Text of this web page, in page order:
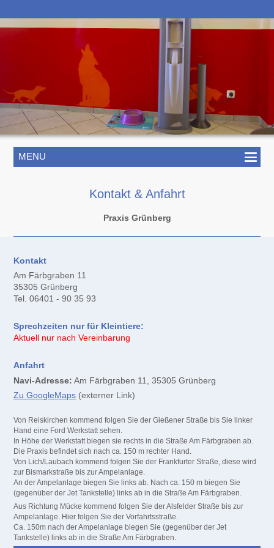
MENU
Kontakt & Anfahrt
Praxis Grünberg
Kontakt
Am Färbgraben 11
35305 Grünberg
Tel. 06401 - 90 35 93
Sprechzeiten nur für Kleintiere:
Aktuell nur nach Vereinbarung
Anfahrt
Navi-Adresse: Am Färbgraben 11, 35305 Grünberg
Zu GoogleMaps (externer Link)
Von Reiskirchen kommend folgen Sie der Gießener Straße bis Sie linker
Hand eine Ford Werkstatt sehen.
In Höhe der Werkstatt biegen sie rechts in die Straße Am Färbgraben ab.
Die Praxis befindet sich nach ca. 150 m rechter Hand.
Von Lich/Laubach kommend folgen Sie der Frankfurter Straße, diese wird
zur Bismarkstraße bis zur Ampelanlage.
An der Ampelanlage biegen Sie links ab. Nach ca. 150 m biegen Sie
(gegenüber der Jet Tankstelle) links ab in die Straße Am Färbgraben.
Aus Richtung Mücke kommend folgen Sie der Alsfelder Straße bis zur
Ampelanlage. Hier folgen Sie der Vorfahrtsstraße.
Ca. 150m nach der Ampelanlage biegen Sie (gegenüber der Jet
Tankstelle) links ab in die Straße Am Färbgraben.